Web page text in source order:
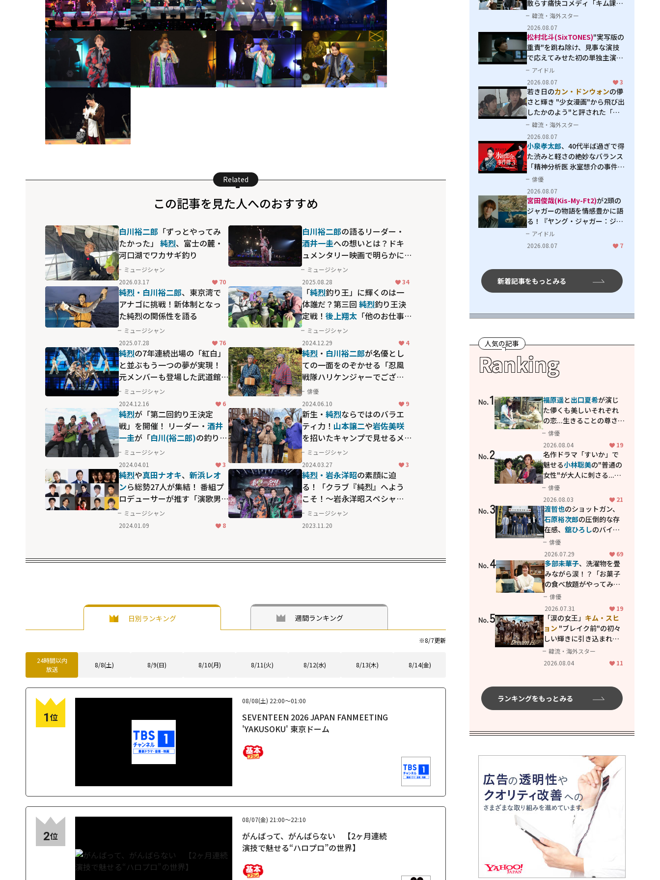
Related
この記事を見た人へのおすすめ
白川裕二郎 「ずっとやってみ
たかった」 純烈、富士の麓・
河口湖でワカサギ釣り
ミュージシャン
2026.03.17
70
白川裕二郎の語るリーダー・
酒井一圭への想いとは？ドキ
ュメンタリー映画で明らかに
なる 純烈が活動し続けられる
理由
ミュージシャン
2025.08.28
34
純烈・白川裕二郎、東京湾で
アナゴに挑戦！新体制となっ
た純烈の関係性を語る
ミュージシャン
2025.07.28
76
「純烈釣り王」に輝くのは一
体誰だ？第三回 純烈釣り王決
定戦！ 後上翔太 「他のお仕事
のときとは違う純烈の表情を
見られる番組」
ミュージシャン
2024.12.29
4
純烈の7年連続出場の「紅白」
と並ぶもう一つの夢が実現！
元メンバーも登場した武道館
ライブに密着
ミュージシャン
2024.12.16
6
純烈 ・ 白川裕二郎が名優とし
ての一面をのぞかせる「忍風
戦隊ハリケンジャーでござ
る！ シュシュッと20th
Anniversary」に注目
俳優
2024.06.10
9
純烈が「第二回釣り王決定
戦」を開催！ リーダー・ 酒井
一圭が「白川(裕二郎)の釣り中
の絶叫は必見です(笑)」とプレ
ーバック
ミュージシャン
2024.04.01
3
新生・ 純烈ならではのバラエ
ティ力！ 山本譲二や岩佐美咲
を招いたキャンプで見せるメ
ンバーたちの素の表情とは？
ミュージシャン
2024.03.27
3
純烈や真田ナオキ、 新浜レオ
ンら総勢27人が集結！ 番組プ
ロデューサーが推す「演歌男
子。」10周年特番の見どころ
は「RPGのような冒険ストー
ミュージシャン
2024.01.09
8
純烈・岩永洋昭の素顔に迫
る！「クラブ『純烈』へよう
こそ！～岩永洋昭スペシャ
ル！」
ミュージシャン
2023.11.20
日別ランキング 週間ランキング
※8/7更新
24時間以内
放送
8/8(土) 8/9(日) 8/10(月) 8/11(火) 8/12(水) 8/13(木) 8/14(金)
1位
08/08(土) 22:00～01:00
SEVENTEEN 2026 JAPAN FANMEETING
'YAKUSOKU' 東京ドーム
2位
08/07(金) 21:00～22:10
がんばって、がんばらない 【2ヶ月連続
演技で魅せる“ハロプロ”の世界】
散らす痛快コメディ「キム課長
とソ理事～Bravo! Your Life
～」
韓流・海外スター
2026.08.07
松村北斗(SixTONES)"実写版の
重責"を跳ね除け、見事な演技
で応えてみせた初の単独主演映
画「秒速5センチメートル」
アイドル
2026.08.07
3
若き日のカン・ドンウォンの儚
さと輝き "少女漫画"から飛び出
したかのよう"と評された「オ
オカミの誘惑」
韓流・海外スター
2026.08.07
小泉孝太郎、40代半ば過ぎで得
た渋みと軽さの絶妙なバランス
「精神分析医 氷室想介の事件簿
３」で見せる進化
俳優
2026.08.07
宮田俊哉(Kis-My-Ft2)が2頭の
ジャガーの物語を情感豊かに語
る！『ヤング・ジャガー：ジャ
ングル王への道』『ジャガーと
ウミガメの物語：熱帯林の守護
アイドル
2026.08.07
7
新着記事をもっとみる
人気の記事
Ranking
No.1 福原遥と出口夏希が演じ
た儚くも美しいそれぞれ
の恋...生きることの尊さを
教えてくれた映画「あの
花が咲く丘で、君とまた出
会えたら。」
俳優
2026.08.04
19
No.2
名作ドラマ「すいか」で
魅せる小林聡美の"普通の
女性"が大人に刺さる...映
画「かもめ食堂」にも通
じる静かな芝居
俳優
2026.08.03
21
No.3 渡哲也のショットガン、
石原裕次郎の圧倒的な存
在感、舘ひろしのバイク
アクション！"大門軍
団"のカッコよさが詰まっ
た「西部警察 PART-II」
俳優
2026.07.29
69
No.4 多部未華子、洗濯物を畳
みながら涙！？「お菓子
の食べ放題がやってみた
い」ハンディファン4台の
暑さ対策も明かす
俳優
2026.07.31
19
No.5 「涙の女王」 キム・スヒ
ョン "ブレイク前"の初々
しい輝きに引き込まれ
る...2PM テギョン
共演の青春名作「ドリー
韓流・海外スター
2026.08.04
11
ランキングをもっとみる